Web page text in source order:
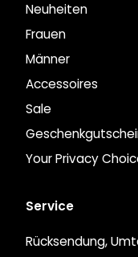
Neuheiten
Frauen
Männer
Accessoires
Sale
Your Privacy
Service
Rücksendung,